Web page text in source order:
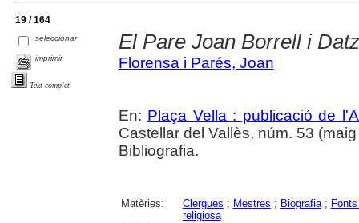
19 / 164
seleccionar
imprimir
Text complet
El Pare Joan Borrell i
Florensa i Parés, Joan
En: Plaça Vella : publicació de
Castellar del Vallès, núm. 53
Bibliografia.
Matèries: Clergues ; Mestres ; Biografia;
religiosa